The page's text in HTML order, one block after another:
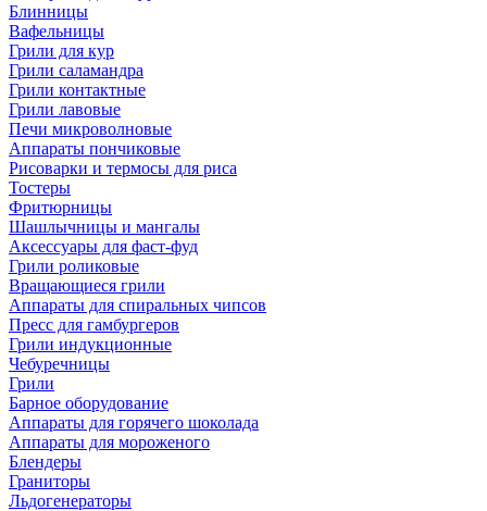
Блинницы
Вафельницы
Грили для кур
Грили саламандра
Грили контактные
Грили лавовые
Печи микроволновые
Аппараты пончиковые
Рисоварки и термосы для риса
Тостеры
Фритюрницы
Шашлычницы и мангалы
Аксессуары для фаст-фуд
Грили роликовые
Вращающиеся грили
Аппараты для спиральных чипсов
Пресс для гамбургеров
Грили индукционные
Чебуречницы
Грили
Барное оборудование
Аппараты для горячего шоколада
Аппараты для мороженого
Блендеры
Граниторы
Льдогенераторы